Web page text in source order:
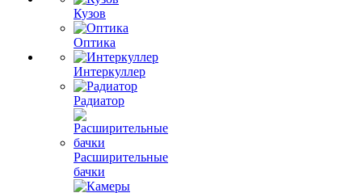
Кузов
Оптика
Интеркуллер
Радиатор
Расширительные
бачки